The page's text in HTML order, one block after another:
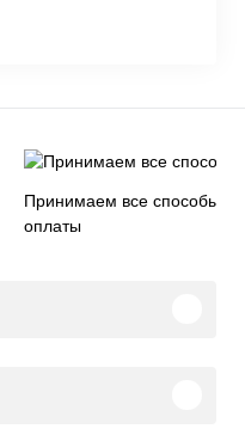
Принимаем все способы
оплаты